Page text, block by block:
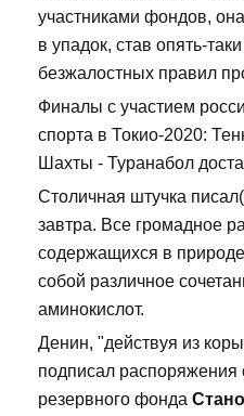
участниками фондов,
в упадок, став опять-
безжалостных правил
Финалы с участием
спорта в Токио-2020:
Шахты - Туранабол
Столичная штучка
завтра. Все громадное
содержащихся в
собой различное
аминокислот.
Денин, "действуя из
подписал распоряжения
резервного фонда